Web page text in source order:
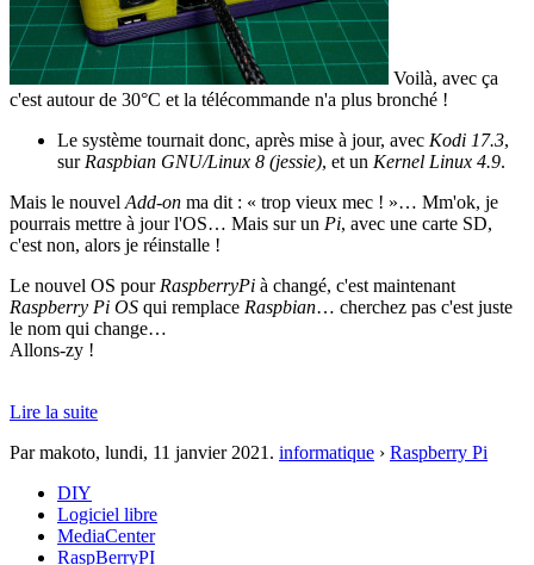
Voilà, avec ça
c'est autour de 30°C et la télécommande n'a plus bronché !
Le système tournait donc, après mise à jour, avec Kodi 17.3,
sur Raspbian GNU/Linux 8 (jessie), et un Kernel Linux 4.9.
Mais le nouvel Add-on ma dit : « trop vieux mec ! »… Mm'ok, je
pourrais mettre à jour l'OS… Mais sur un Pi, avec une carte SD,
c'est non, alors je réinstalle !
Le nouvel OS pour RaspberryPi à changé, c'est maintenant
Raspberry Pi OS qui remplace Raspbian… cherchez pas c'est juste
le nom qui change…
Allons-zy !
Lire la suite
Par makoto, lundi, 11 janvier 2021 . informatique › Raspberry Pi
DIY
Logiciel libre
MediaCenter
RaspBerryPI